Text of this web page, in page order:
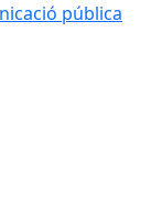
pública